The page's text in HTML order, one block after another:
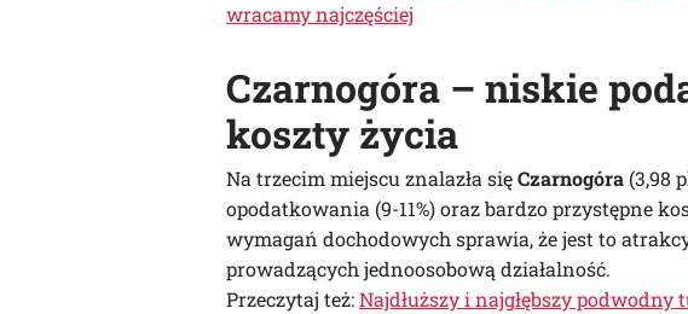
wracamy najczęściej
Czarnogóra – niskie
koszty życia
Na trzecim miejscu znalazła sięCzarnogóra (3,98
opodatkowania (9-11%) oraz bardzo przystępne
wymagań dochodowych sprawia, że jest to
prowadzących jednoosobową działalność.
Przeczytaj też:Najdłuższy i najgłębszy